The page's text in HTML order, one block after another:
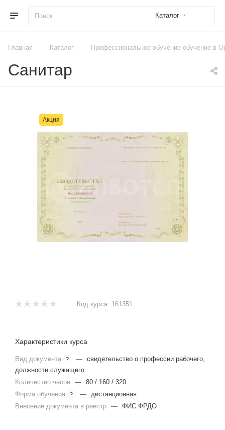
Каталог
Главная — Каталог — Профессиональное обучение обучение в
Санитар
Акция
Код курса: 161351
Характеристики курса
Вид документа ? — свидетельство о профессии рабочего,
должности служащего
Количество часов
— 80 / 160 / 320
Форма обучения
? —
дистанционная
Внесение документа в реестр — ФИС ФРДО